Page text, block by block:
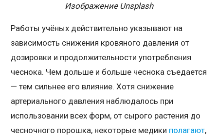
Изображение Unsplash
Работы учёных действительно указывают на
зависимость снижения кровяного давления от
дозировки и продолжительности употребления
чеснока. Чем дольше и больше чеснока съедается
— тем сильнее его влияние. Хотя снижение
артериального давления наблюдалось при
использовании всех форм, от сырого растения до
чесночного порошка, некоторые медики полагают,